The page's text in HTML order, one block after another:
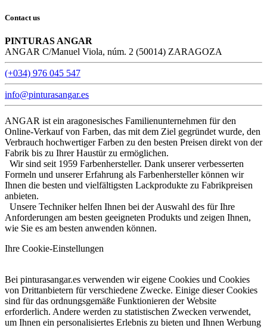
Contact us
PINTURAS ANGAR
ANGAR C/Manuel Viola, núm. 2 (50014) ZARAGOZA
(+034) 976 045 547
info@pinturasangar.es
ANGAR ist ein aragonesisches Familienunternehmen für den
Online-Verkauf von Farben, das mit dem Ziel gegründet wurde, den
Verbrauch hochwertiger Farben zu den besten Preisen direkt von der
Fabrik bis zu Ihrer Haustür zu ermöglichen.
Wir sind seit 1959 Farbenhersteller. Dank unserer verbesserten
Formeln und unserer Erfahrung als Farbenhersteller können wir
Ihnen die besten und vielfältigsten Lackprodukte zu Fabrikpreisen
anbieten.
Unsere Techniker helfen Ihnen bei der Auswahl des für Ihre
Anforderungen am besten geeigneten Produkts und zeigen Ihnen,
wie Sie es am besten anwenden können.
Ihre Cookie-Einstellungen
Bei pinturasangar.es verwenden wir eigene Cookies und Cookies
von Drittanbietern für verschiedene Zwecke. Einige dieser Cookies
sind für das ordnungsgemäße Funktionieren der Website
erforderlich. Andere werden zu statistischen Zwecken verwendet,
um Ihnen ein personalisiertes Erlebnis zu bieten und Ihnen Werbung